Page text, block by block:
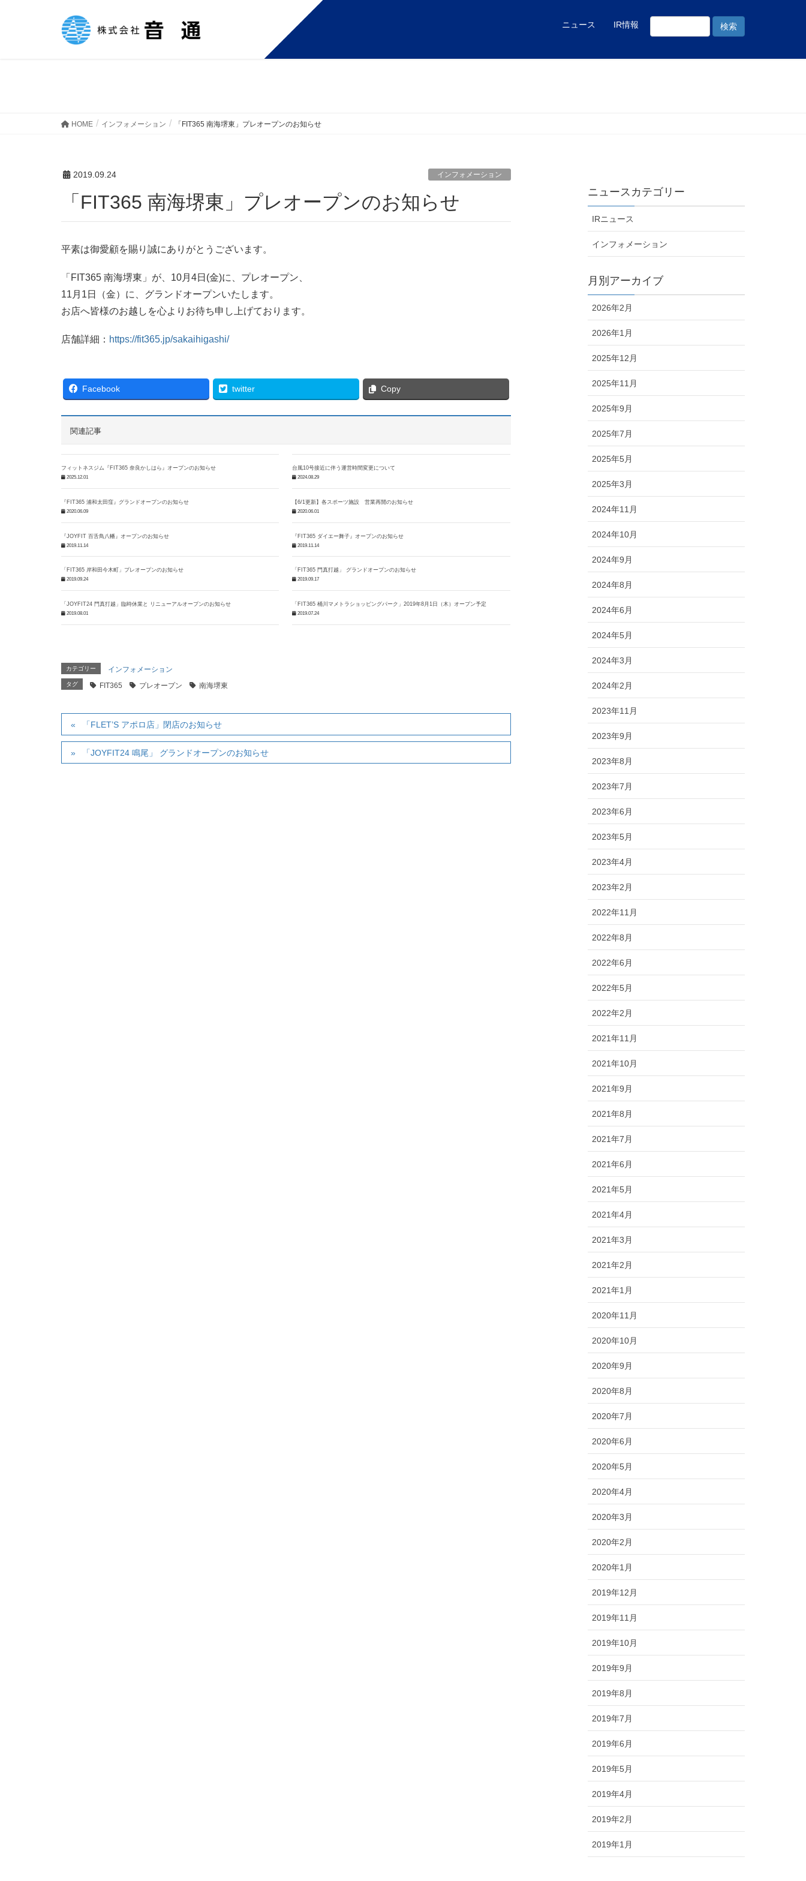
ニュース IR情報
HOME インフォメーション 「FIT365 南海堺東」プレオープンのお知らせ
2019.09.24 インフォメーション
「FIT365 南海堺東」プレオープンのお知らせ
平素は御愛顧を賜り誠にありがとうございます。
「FIT365 南海堺東」が、10月4日(金)に、プレオープン、
11月1日（金）に、グランドオープンいたします。
お店へ皆様のお越しを心よりお待ち申し上げております。
店舗詳細： https://fit365.jp/sakaihigashi/
Facebook twitter Copy
関連記事
フィットネスジム『FIT365 奈良かしはら』オープンのお知らせ
2025.12.01
台風10号接近に伴う運営時間変更について
2024.08.29
『FIT365 浦和太田窪』グランドオープンのお知らせ
2020.06.09
【6/1更新】各スポーツ施設 営業再開のお知らせ
2020.06.01
『JOYFIT 百舌鳥八幡』オープンのお知らせ
2019.11.14
『FIT365 ダイエー舞子』オープンのお知らせ
2019.11.14
「FIT365 岸和田今木町」プレオープンのお知らせ
2019.09.24
「FIT365 門真打越」 グランドオープンのお知らせ
2019.09.17
「JOYFIT24 門真打越」臨時休業と リニューアルオープンのお知らせ
2019.08.01
「FIT365 桶川マメトラショッピングパーク」2019年8月1日（木）オープン予定
2019.07.24
カテゴリー インフォメーション
タグ FIT365 プレオープン 南海堺東
「FLET’S アポロ店」閉店のお知らせ
「JOYFIT24 鳴尾」 グランドオープンのお知らせ
ニュースカテゴリー
IRニュース
インフォメーション
月別アーカイブ
2026年2月
2026年1月
2025年12月
2025年11月
2025年9月
2025年7月
2025年5月
2025年3月
2024年11月
2024年10月
2024年9月
2024年8月
2024年6月
2024年5月
2024年3月
2024年2月
2023年11月
2023年9月
2023年8月
2023年7月
2023年6月
2023年5月
2023年4月
2023年2月
2022年11月
2022年8月
2022年6月
2022年5月
2022年2月
2021年11月
2021年10月
2021年9月
2021年8月
2021年7月
2021年6月
2021年5月
2021年4月
2021年3月
2021年2月
2021年1月
2020年11月
2020年10月
2020年9月
2020年8月
2020年7月
2020年6月
2020年5月
2020年4月
2020年3月
2020年2月
2020年1月
2019年12月
2019年11月
2019年10月
2019年9月
2019年8月
2019年7月
2019年6月
2019年5月
2019年4月
2019年2月
2019年1月